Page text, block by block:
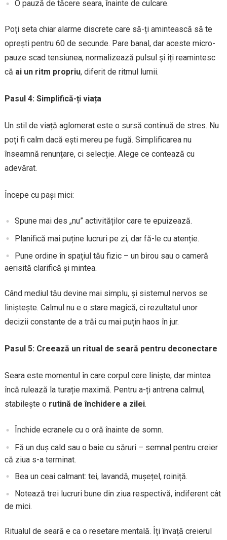
O pauză de tăcere seara, înainte de culcare.
Poți seta chiar alarme discrete care să-ți amintească să te
oprești pentru 60 de secunde. Pare banal, dar aceste micro-
pauze scad tensiunea, normalizează pulsul și îți reamintesc
că ai un ritm propriu, diferit de ritmul lumii.
Pasul 4: Simplifică-ți viața
Un stil de viață aglomerat este o sursă continuă de stres. Nu
poți fi calm dacă ești mereu pe fugă. Simplificarea nu
înseamnă renunțare, ci selecție. Alege ce contează cu
adevărat.
Începe cu pași mici:
Spune mai des „nu” activităților care te epuizează.
Planifică mai puține lucruri pe zi, dar fă-le cu atenție.
Pune ordine în spațiul tău fizic – un birou sau o cameră
aerisită clarifică și mintea.
Când mediul tău devine mai simplu, și sistemul nervos se
liniștește. Calmul nu e o stare magică, ci rezultatul unor
decizii constante de a trăi cu mai puțin haos în jur.
Pasul 5: Creează un ritual de seară pentru deconectare
Seara este momentul în care corpul cere liniște, dar mintea
încă rulează la turație maximă. Pentru a-ți antrena calmul,
stabilește o rutină de închidere a zilei.
Închide ecranele cu o oră înainte de somn.
Fă un duș cald sau o baie cu săruri – semnal pentru creier
că ziua s-a terminat.
Bea un ceai calmant: tei, lavandă, mușețel, roiniță.
Notează trei lucruri bune din ziua respectivă, indiferent cât
de mici.
Ritualul de seară e ca o resetare mentală. Îți învață creierul